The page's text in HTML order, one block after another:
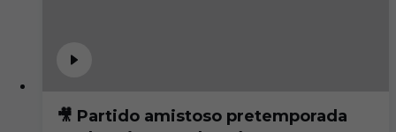
🎥 Partido amistoso pretemporada